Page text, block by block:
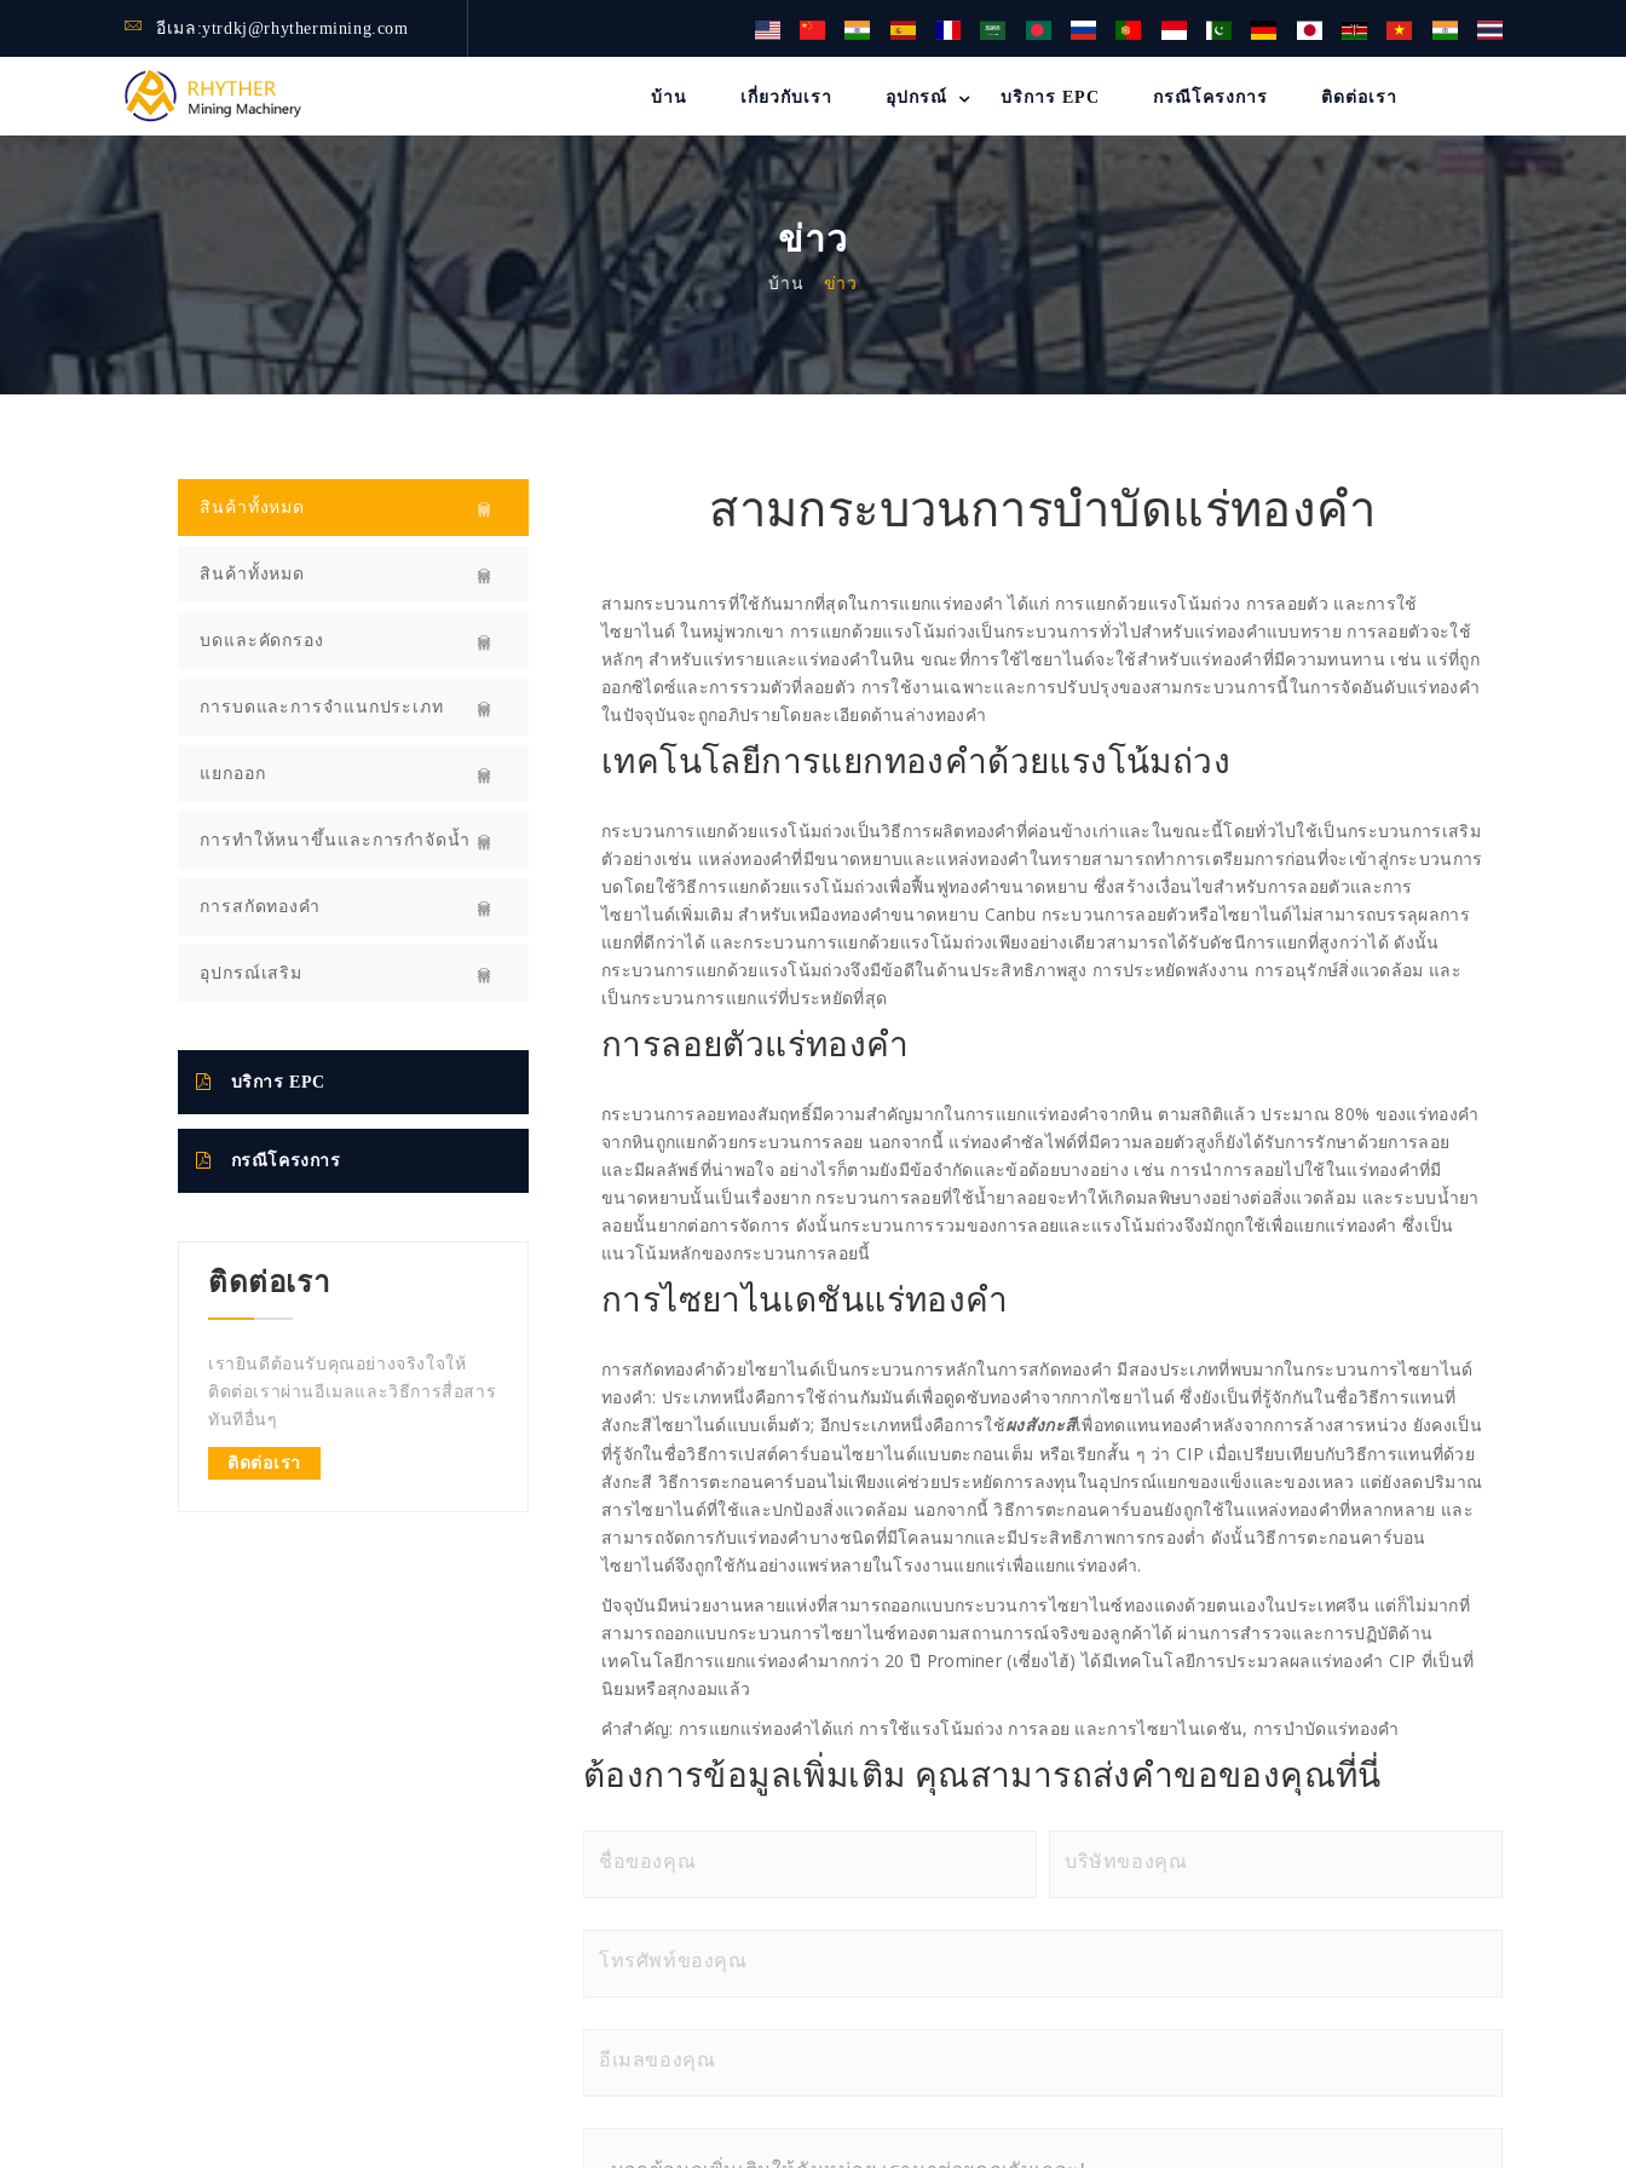
อีเมล:ytrdkj@rhythermining.com
บ้าน เกี่ยวกับเรา อุปกรณ์ บริการ EPC กรณีโครงการ ติดต่อเรา
ข่าว
บ้าน ข่าว
สินค้าทั้งหมด
สินค้าทั้งหมด
บดและคัดกรอง
การบดและการจำแนกประเภท
แยกออก
การทำให้หนาขึ้นและการกำจัดน้ำ
การสกัดทองคำ
อุปกรณ์เสริม
บริการ EPC
กรณีโครงการ
ติดต่อเรา
เรายินดีต้อนรับคุณอย่างจริงใจให้
ติดต่อเราผ่านอีเมลและวิธีการสื่อสาร
ทันทีอื่นๆ
ติดต่อเรา
สามกระบวนการบำบัดแร่ทองคำ
สามกระบวนการที่ใช้กันมากที่สุดในการแยกแร่ทองคำ ได้แก่ การแยกด้วยแรงโน้มถ่วง การลอยตัว และการใช้
ไซยาไนด์ ในหมู่พวกเขา การแยกด้วยแรงโน้มถ่วงเป็นกระบวนการทั่วไปสำหรับแร่ทองคำแบบทราย การลอยตัวจะใช้
หลักๆ สำหรับแร่ทรายและแร่ทองคำในหิน ขณะที่การใช้ไซยาไนด์จะใช้สำหรับแร่ทองคำที่มีความทนทาน เช่น แร่ที่ถูก
ออกซิไดซ์และการรวมตัวที่ลอยตัว การใช้งานเฉพาะและการปรับปรุงของสามกระบวนการนี้ในการจัดอันดับแร่ทองคำ
ในปัจจุบันจะถูกอภิปรายโดยละเอียดด้านล่างทองคำ
เทคโนโลยีการแยกทองคำด้วยแรงโน้มถ่วง
กระบวนการแยกด้วยแรงโน้มถ่วงเป็นวิธีการผลิตทองคำที่ค่อนข้างเก่าและในขณะนี้โดยทั่วไปใช้เป็นกระบวนการเสริม
ตัวอย่างเช่น แหล่งทองคำที่มีขนาดหยาบและแหล่งทองคำในทรายสามารถทำการเตรียมการก่อนที่จะเข้าสู่กระบวนการ
บดโดยใช้วิธีการแยกด้วยแรงโน้มถ่วงเพื่อฟื้นฟูทองคำขนาดหยาบ ซึ่งสร้างเงื่อนไขสำหรับการลอยตัวและการ
ไซยาไนด์เพิ่มเติม สำหรับเหมืองทองคำขนาดหยาบ Canbu กระบวนการลอยตัวหรือไซยาไนด์ไม่สามารถบรรลุผลการ
แยกที่ดีกว่าได้ และกระบวนการแยกด้วยแรงโน้มถ่วงเพียงอย่างเดียวสามารถได้รับดัชนีการแยกที่สูงกว่าได้ ดังนั้น
กระบวนการแยกด้วยแรงโน้มถ่วงจึงมีข้อดีในด้านประสิทธิภาพสูง การประหยัดพลังงาน การอนุรักษ์สิ่งแวดล้อม และ
เป็นกระบวนการแยกแร่ที่ประหยัดที่สุด
การลอยตัวแร่ทองคำ
กระบวนการลอยทองสัมฤทธิ์มีความสำคัญมากในการแยกแร่ทองคำจากหิน ตามสถิติแล้ว ประมาณ 80% ของแร่ทองคำ
จากหินถูกแยกด้วยกระบวนการลอย นอกจากนี้ แร่ทองคำซัลไฟด์ที่มีความลอยตัวสูงก็ยังได้รับการรักษาด้วยการลอย
และมีผลลัพธ์ที่น่าพอใจ อย่างไรก็ตามยังมีข้อจำกัดและข้อด้อยบางอย่าง เช่น การนำการลอยไปใช้ในแร่ทองคำที่มี
ขนาดหยาบนั้นเป็นเรื่องยาก กระบวนการลอยที่ใช้น้ำยาลอยจะทำให้เกิดมลพิษบางอย่างต่อสิ่งแวดล้อม และระบบน้ำยา
ลอยนั้นยากต่อการจัดการ ดังนั้นกระบวนการรวมของการลอยและแรงโน้มถ่วงจึงมักถูกใช้เพื่อแยกแร่ทองคำ ซึ่งเป็น
แนวโน้มหลักของกระบวนการลอยนี้
การไซยาไนเดชันแร่ทองคำ
การสกัดทองคำด้วยไซยาไนด์เป็นกระบวนการหลักในการสกัดทองคำ มีสองประเภทที่พบมากในกระบวนการไซยาไนด์
ทองคำ: ประเภทหนึ่งคือการใช้ถ่านกัมมันต์เพื่อดูดซับทองคำจากกากไซยาไนด์ ซึ่งยังเป็นที่รู้จักกันในชื่อวิธีการแทนที่
สังกะสีไซยาไนด์แบบเต็มตัว; อีกประเภทหนึ่งคือการใช้ผงสังกะสีเพื่อทดแทนทองคำหลังจากการล้างสารหน่วง ยังคงเป็น
ที่รู้จักในชื่อวิธีการเปสต์คาร์บอนไซยาไนด์แบบตะกอนเต็ม หรือเรียกสั้น ๆ ว่า CIP เมื่อเปรียบเทียบกับวิธีการแทนที่ด้วย
สังกะสี วิธีการตะกอนคาร์บอนไม่เพียงแค่ช่วยประหยัดการลงทุนในอุปกรณ์แยกของแข็งและของเหลว แต่ยังลดปริมาณ
สารไซยาไนด์ที่ใช้และปกป้องสิ่งแวดล้อม นอกจากนี้ วิธีการตะกอนคาร์บอนยังถูกใช้ในแหล่งทองคำที่หลากหลาย และ
สามารถจัดการกับแร่ทองคำบางชนิดที่มีโคลนมากและมีประสิทธิภาพการกรองต่ำ ดังนั้นวิธีการตะกอนคาร์บอน
ไซยาไนด์จึงถูกใช้กันอย่างแพร่หลายในโรงงานแยกแร่เพื่อแยกแร่ทองคำ.
ปัจจุบันมีหน่วยงานหลายแห่งที่สามารถออกแบบกระบวนการไซยาไนซ์ทองแดงด้วยตนเองในประเทศจีน แต่ก็ไม่มากที่
สามารถออกแบบกระบวนการไซยาไนซ์ทองตามสถานการณ์จริงของลูกค้าได้ ผ่านการสำรวจและการปฏิบัติด้าน
เทคโนโลยีการแยกแร่ทองคำมากกว่า 20 ปี Prominer (เซี่ยงไฮ้) ได้มีเทคโนโลยีการประมวลผลแร่ทองคำ CIP ที่เป็นที่
นิยมหรือสุกงอมแล้ว
คำสำคัญ: การแยกแร่ทองคำได้แก่ การใช้แรงโน้มถ่วง การลอย และการไซยาไนเดชัน, การบำบัดแร่ทองคำ
ต้องการข้อมูลเพิ่มเติม คุณสามารถส่งคำขอของคุณที่นี่